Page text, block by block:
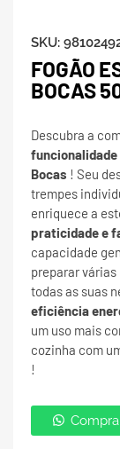
SKU:
FOGÃO
BOCAS
Descubra a
funcionalidade
Bocas ! Seu
trempes
enriquece a
praticidade e
capacidade
preparar
todas as suas
eficiência
um uso mais
cozinha com
!